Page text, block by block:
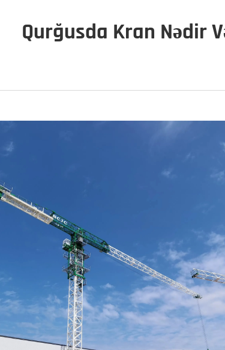
Qurğusda Kran Nədir